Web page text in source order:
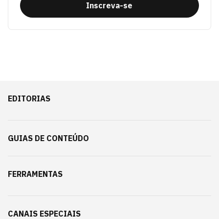
Inscreva-se
EDITORIAS
GUIAS DE CONTEÚDO
FERRAMENTAS
CANAIS ESPECIAIS